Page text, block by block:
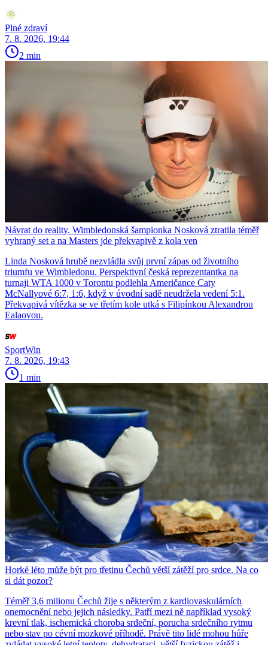
Plné zdraví
7. 8. 2026, 19:44
2 min
Návrat do reality. Wimbledonská šampionka Nosková ztratila téměř
vyhraný set a na Masters jde překvapivě z kola ven
Linda Nosková hrubě nezvládla svůj první zápas od životního
triumfu ve Wimbledonu. Perspektivní česká reprezentantka na
turnaji WTA 1000 v Torontu podlehla Američance Caty
McNallyové 6:7, 1:6, když v úvodní sadě neudržela vedení 5:1.
Překvapivá vítězka se ve třetím kole utká s Filipínkou Alexandrou
Ealaovou.
SportWin
7. 8. 2026, 19:43
1 min
Horké léto může být pro třetinu Čechů větší zátěží pro srdce. Na co
si dát pozor?
Téměř 3,6 milionu Čechů žije s některým z kardiovaskulárních
onemocnění nebo jejich následky. Patří mezi ně například vysoký
krevní tlak, ischemická choroba srdeční, porucha srdečního rytmu
nebo stav po cévní mozkové příhodě. Právě tito lidé mohou hůře